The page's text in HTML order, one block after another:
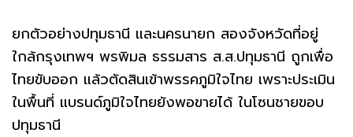
ยกตัวอย่างปทุมธานี และนครนายก สองจังหวัดที่อยู่
ใกล้กรุงเทพฯ พรพิมล ธรรมสาร ส.ส.ปทุมธานี ถูกเพื่อ
ไทยขับออก แล้วตัดสินเข้าพรรคภูมิใจไทย เพราะประเมิน
ในพื้นที่ แบรนด์ภูมิใจไทยยังพอขายได้ ในโซนชายขอบ
ปทุมธานี